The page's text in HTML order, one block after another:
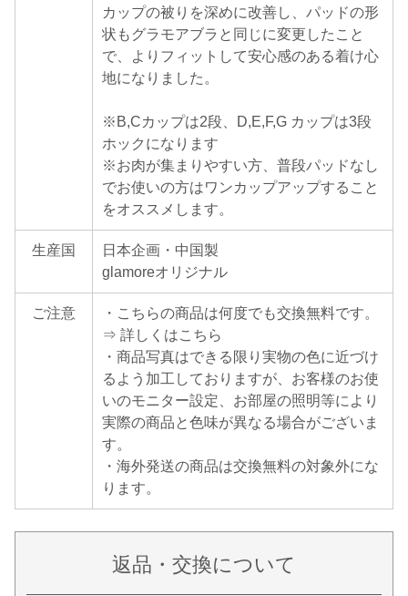
カップの被りを深めに改善し、パッドの形
状もグラモアブラと同じに変更したこと
で、よりフィットして安心感のある着け心
地になりました。
※B,Cカップは2段、D,E,F,G カップは3段
ホックになります
※お肉が集まりやすい方、普段パッドなし
でお使いの方はワンカップアップすること
をオススメします。
生産国
日本企画・中国製
glamoreオリジナル
ご注意
・こちらの商品は何度でも交換無料です。
⇒ 詳しくはこちら
・商品写真はできる限り実物の色に近づけ
るよう加工しておりますが、お客様のお使
いのモニター設定、お部屋の照明等により
実際の商品と色味が異なる場合がございま
す。
・海外発送の商品は交換無料の対象外にな
ります。
返品・交換について